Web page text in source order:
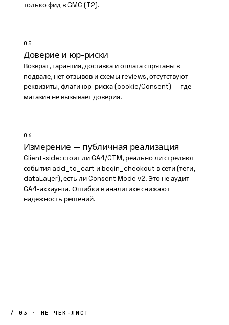
только фид в GMC (T2).
05
Доверие и юр-риски
Возврат, гарантия, доставка и оплата спрятаны в
подвале, нет отзывов и схемы reviews, отсутствуют
реквизиты, флаги юр-риска (cookie/Consent) — где
магазин не вызывает доверия.
06
Измерение — публичная реализация
Client-side: стоит лиGA4/GTM, реально ли стреляют
события add_to_cart и begin_checkout в сети (теги,
dataLayer), есть ли Consent Mode v2. Это не аудит
GA4-аккаунта. Ошибки в аналитике снижают
надёжность решений.
/ 03 · НЕ ЧЕК-ЛИСТ